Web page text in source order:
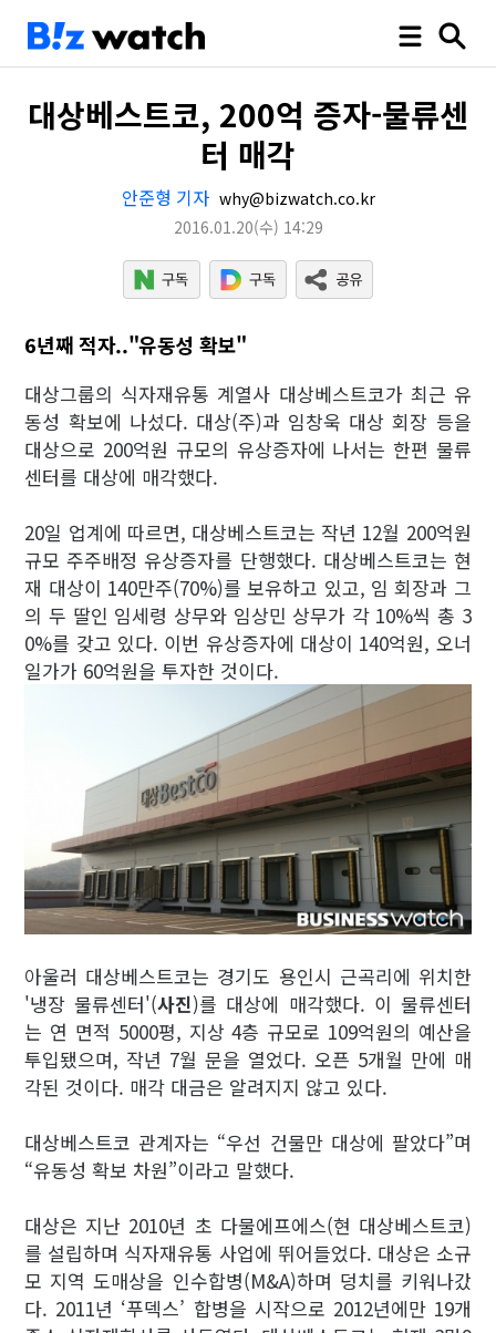
대상베스트코, 200억 증자-물류센
터 매각
안준형 기자 why@bizwatch.co.kr
2016.01.20(수) 14:29
6년째 적자.."유동성 확보"
대상그룹의 식자재유통 계열사 대상베스트코가 최근 유
동성 확보에 나섰다. 대상(주)과 임창욱 대상 회장 등을
대상으로 200억원 규모의 유상증자에 나서는 한편 물류
센터를 대상에 매각했다.
20일 업계에 따르면, 대상베스트코는 작년 12월 200억원
규모 주주배정 유상증자를 단행했다. 대상베스트코는 현
재 대상이 140만주(70%)를 보유하고 있고, 임 회장과 그
의 두 딸인 임세령 상무와 임상민 상무가 각 10%씩 총 3
0%를 갖고 있다. 이번 유상증자에 대상이 140억원, 오너
일가가 60억원을 투자한 것이다.
아울러 대상베스트코는 경기도 용인시 근곡리에 위치한
'냉장 물류센터'(사진)를 대상에 매각했다. 이 물류센터
는 연 면적 5000평, 지상 4층 규모로 109억원의 예산을
투입됐으며, 작년 7월 문을 열었다. 오픈 5개월 만에 매
각된 것이다. 매각 대금은 알려지지 않고 있다.
대상베스트코 관계자는 “우선 건물만 대상에 팔았다”며
“유동성 확보 차원”이라고 말했다.
대상은 지난 2010년 초 다물에프에스(현 대상베스트코)
를 설립하며 식자재유통 사업에 뛰어들었다. 대상은 소규
모 지역 도매상을 인수합병(M&A)하며 덩치를 키워나갔
다. 2011년 ‘푸덱스’ 합병을 시작으로 2012년에만 19개